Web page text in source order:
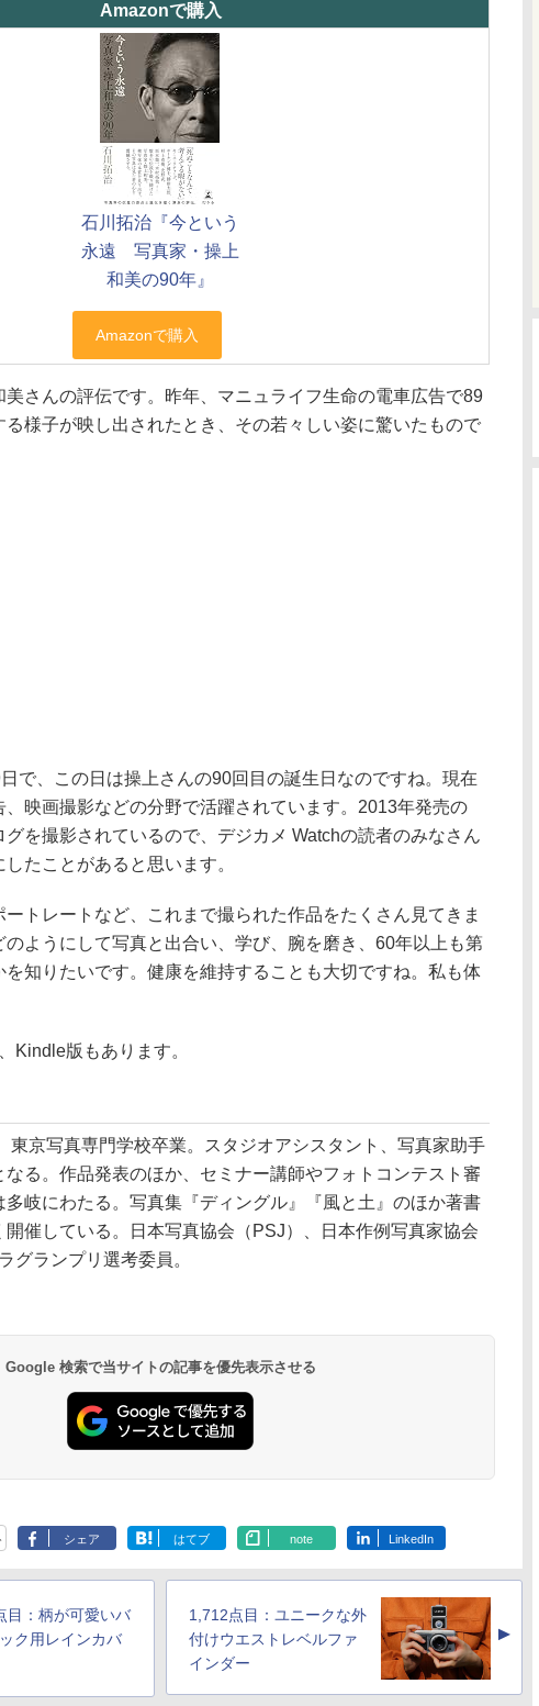
Amazonで購入
石川拓治『今という
永遠 写真家・操上
和美の90年』
さんの評伝です。昨年、マニュライフ生命の電車広告で89
る様子が映し出されたとき、その若々しい姿に驚いたもので
で、この日は操上さんの90回目の誕生日なのですね。現在
、映画撮影などの分野で活躍されています。2013年発売の
グを撮影されているので、デジカメ Watchの読者のみなさん
たことがあると思います。
ートレートなど、これまで撮られた作品をたくさん見てきま
のようにして写真と出合い、学び、腕を磨き、60年以上も第
知りたいです。健康を維持することも大切ですね。私も体
Kindle版もあります。
東京写真専門学校卒業。スタジオアシスタント、写真家助手
なる。作品発表のほか、セミナー講師やフォトコンテスト審
岐にわたる。写真集『ディングル』『風と土』のほか著書
開催している。日本写真協会（PSJ）、日本作例写真家協会
グランプリ選考委員。
Google 検索で当サイトの記事を優先表示させる
シェア はてブ note LinkedIn
目：柄が可愛いバ
ク用レインカバ
1,712点目：ユニークな外
付けウエストレベルファ
インダー
▲